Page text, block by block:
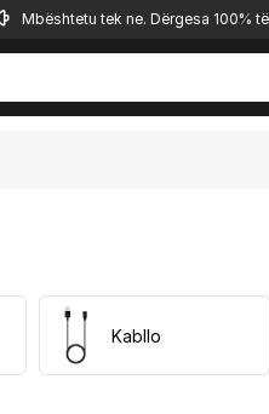
Mbështetu tek ne. Dërgesa 100%
Kabllo